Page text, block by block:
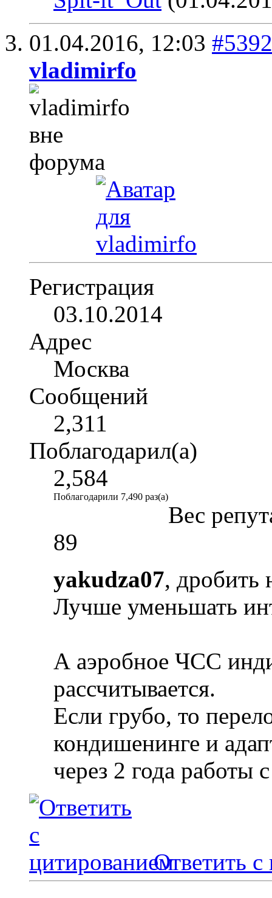
01.04.2016, 12:03 #5392
vladimirfo
Регистрация
03.10.2014
Адрес
Москва
Сообщений
2,311
Поблагодарил(а)
2,584
Поблагодарили 7,490 раз(а)
Вес
89
yakudza07, дробить
Лучше уменьшать
А аэробное ЧСС
рассчитывается.
Если грубо, то
кондишенинге и
через 2 года работы
Ответить с